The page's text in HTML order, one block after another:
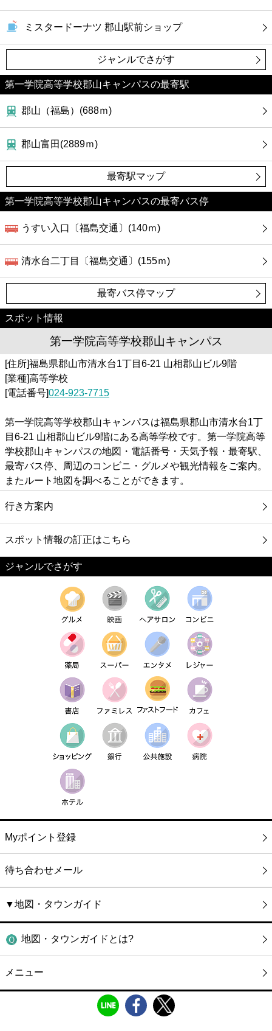
ミスタードーナツ 郡山駅前ショップ
ジャンルでさがす
第一学院高等学校郡山キャンパスの最寄駅
郡山（福島）(688ｍ)
郡山富田(2889ｍ)
最寄駅マップ
第一学院高等学校郡山キャンパスの最寄バス停
うすい入口〔福島交通〕(140ｍ)
清水台二丁目〔福島交通〕(155ｍ)
最寄バス停マップ
スポット情報
第一学院高等学校郡山キャンパス
[住所]福島県郡山市清水台1丁目6-21 山相郡山ビル9階
[業種]高等学校
[電話番号]024-923-7715
第一学院高等学校郡山キャンパスは福島県郡山市清水台1丁
目6-21 山相郡山ビル9階にある高等学校です。第一学院高等
学校郡山キャンパスの地図・電話番号・天気予報・最寄駅、
最寄バス停、周辺のコンビニ・グルメや観光情報をご案内。
またルート地図を調べることができます。
行き方案内
スポット情報の訂正はこちら
ジャンルでさがす
Myポイント登録
待ち合わせメール
▼地図・タウンガイド
地図・タウンガイドとは?
メニュー